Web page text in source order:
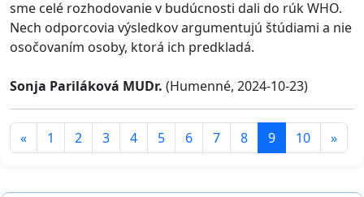
sme celé rozhodovanie v budúcnosti dali do rúk WHO.
Nech odporcovia výsledkov argumentujú štúdiami a nie
osočovaním osoby, ktorá ich predkladá.
Sonja Pariláková MUDr. (Humenné, 2024-10-23)
« 1 2 3 4 5 6 7 8 9 10 »